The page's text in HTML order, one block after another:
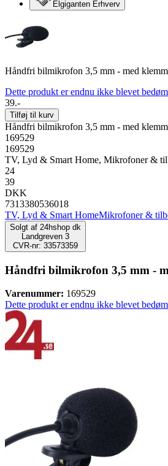
Elgiganten Erhverv
Håndfri bilmikrofon 3,5 mm - med
Dette produkt er endnu ikke blevet
39.-
Tilføj til kurv
Håndfri bilmikrofon 3,5 mm - med
169529
169529
TV, Lyd & Smart Home, Mikrofoner &
24
39
DKK
7313380536018
TV, Lyd & Smart HomeMikrofoner &
Solgt af 24hshop dk
Landgreven 3
CVR-nr: 33573359
Håndfri bilmikrofon 3,5 mm -
Varenummer: 169529
Dette produkt er endnu ikke blevet